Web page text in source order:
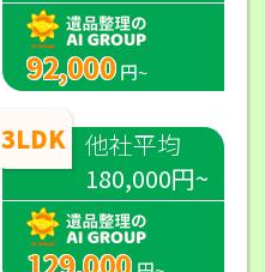
92,000 円~
3LDK 他社平均
180,000円~